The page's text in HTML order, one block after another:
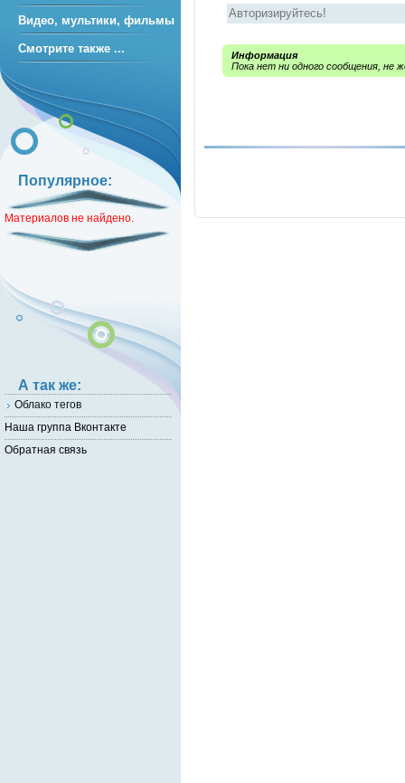
Информация
Пока нет ни одного сообщения, не
Видео, мультики, фильмы
Смотрите также ...
Популярное:
Материалов не найдено.
А так же:
Облако тегов
Наша группа Вконтакте
Обратная связь